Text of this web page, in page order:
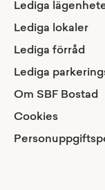
Lediga
Lediga lokaler
Lediga förråd
Lediga
Om SBF Bostad
Cookies